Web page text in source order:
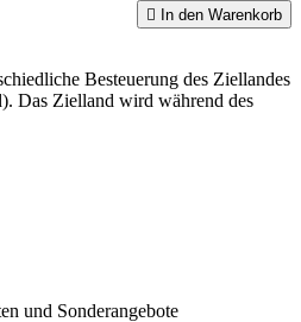
 In den Warenkorb
Besteuerung des Ziellandes
Das Zielland wird während des
und Sonderangebote